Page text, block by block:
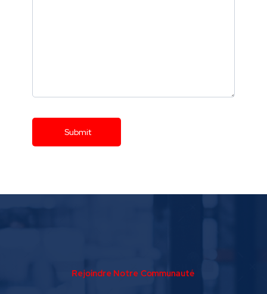
Rejoindre Notre Communauté